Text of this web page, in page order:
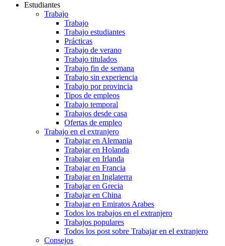
Estudiantes
Trabajo
Trabajo
Trabajo estudiantes
Prácticas
Trabajo de verano
Trabajo titulados
Trabajo fin de semana
Trabajo sin experiencia
Trabajo por provincia
Tipos de empleos
Trabajo temporal
Trabajos desde casa
Ofertas de empleo
Trabajo en el extranjero
Trabajar en Alemania
Trabajar en Holanda
Trabajar en Irlanda
Trabajar en Francia
Trabajar en Inglaterra
Trabajar en Grecia
Trabajar en China
Trabajar en Emiratos Arabes
Todos los trabajos en el extranjero
Trabajos populares
Todos los post sobre Trabajar en el extranjero
Consejos